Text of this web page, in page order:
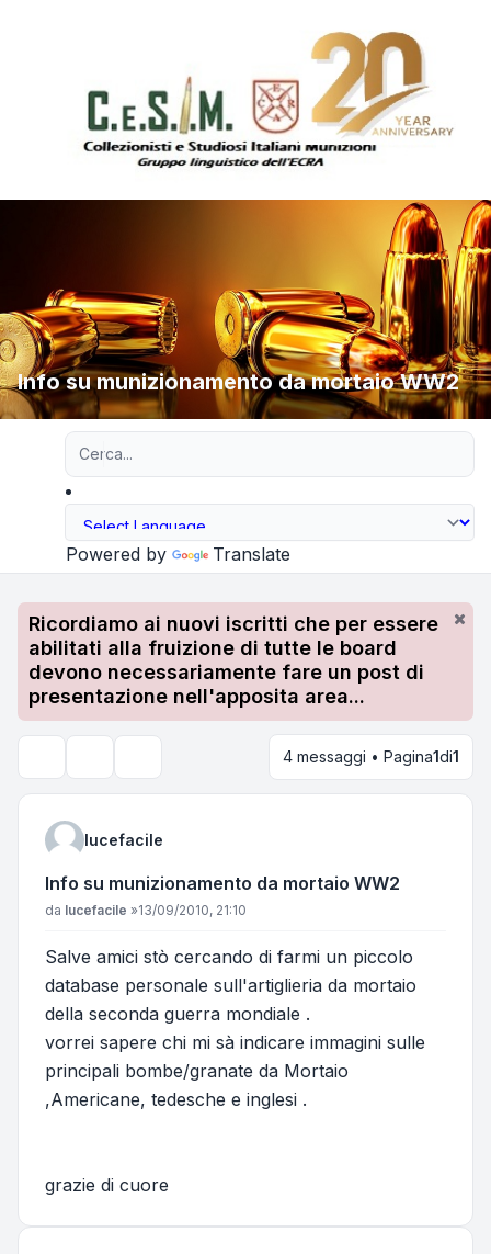
Info su munizionamento da mortaio WW2
Powered by Translate
Ricordiamo ai nuovi iscritti che per essere
abilitati alla fruizione di tutte le board
devono necessariamente fare un post di
presentazione nell'apposita area...
4 messaggi • Pagina1di1
lucefacile
Info su munizionamento da mortaio WW2
Messaggio
da lucefacile »13/09/2010, 21:10
Salve amici stò cercando di farmi un piccolo
database personale sull'artiglieria da mortaio
della seconda guerra mondiale .
vorrei sapere chi mi sà indicare immagini sulle
principali bombe/granate da Mortaio
,Americane, tedesche e inglesi .
grazie di cuore